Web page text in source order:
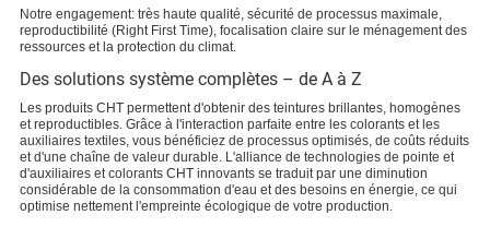
Notre engagement: très haute qualité, sécurité de processus maximale,
reproductibilité (Right First Time), focalisation claire sur le ménagement des
ressources et la protection du climat.
Des solutions système complètes – de A à Z
Les produits CHT permettent d'obtenir des teintures brillantes, homogènes
et reproductibles. Grâce à l'interaction parfaite entre les colorants et les
auxiliaires textiles, vous bénéficiez de processus optimisés, de coûts réduits
et d'une chaîne de valeur durable. L'alliance de technologies de pointe et
d'auxiliaires et colorants CHT innovants se traduit par une diminution
considérable de la consommation d'eau et des besoins en énergie, ce qui
optimise nettement l'empreinte écologique de votre production.